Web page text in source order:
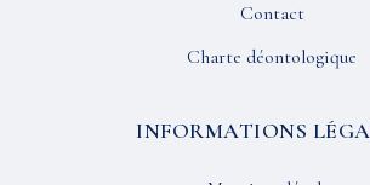
Contact
Charte déontologique
INFORMATIONS